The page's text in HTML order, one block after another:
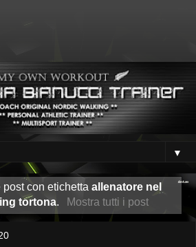
▼
con etichetta allenatore nel
tortona. Mostra tutti i post